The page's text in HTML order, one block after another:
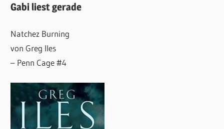
Gabi liest gerade
Natchez Burning
von Greg Iles
– Penn Cage #4